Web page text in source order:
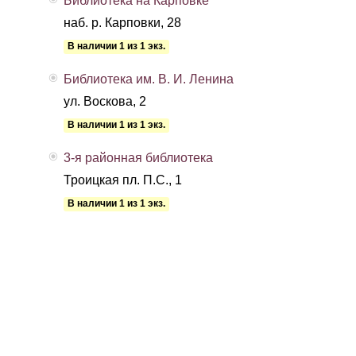
наб. р. Карповки, 28
В наличии 1 из 1 экз.
Библиотека им. В. И. Ленина
ул. Воскова, 2
В наличии 1 из 1 экз.
3-я районная библиотека
Троицкая пл. П.С., 1
В наличии 1 из 1 экз.